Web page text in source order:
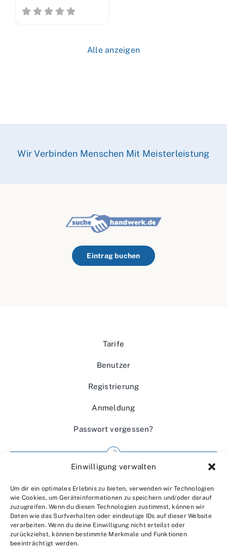
Einwilligung verwalten
Um dir ein optimales Erlebnis zu bieten, verwenden wir Technologien
wie Cookies, um Geräteinformationen zu speichern und/oder darauf
zuzugreifen. Wenn du diesen Technologien zustimmst, können wir
Daten wie das Surfverhalten oder eindeutige IDs auf dieser Website
verarbeiten. Wenn du deine Einwilligung nicht erteilst oder
zurückziehst, können bestimmte Merkmale und Funktionen
beeinträchtigt werden.
Alle anzeigen
Wir Verbinden Menschen Mit Meisterleistung
Eintrag buchen
Tarife
Benutzer
Registrierung
Anmeldung
Passwort vergessen?
Wir über uns
Kontakt
Datenschutzerklärung